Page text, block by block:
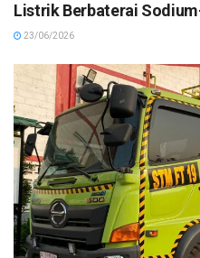
Listrik Berbaterai
23/06/2026